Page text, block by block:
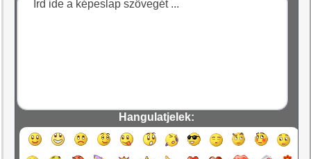
Hangulatjelek: